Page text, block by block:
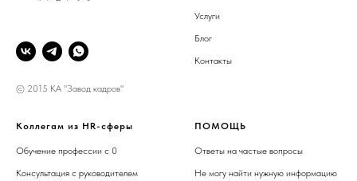
© 2015 КА "Завод кадров"
Услуги
Блог
Контакты
Коллегам из HR-сферы
Обучение профессии с 0
Консультация с руководителем
ПОМОЩЬ
Ответы на частые вопросы
Не могу найти нужную информацию